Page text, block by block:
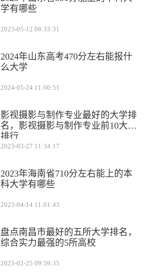
学有哪些
2023-05-12 08:33:31
2024年山东高考470分左右能报什
么大学
2024-05-24 11:00:51
影视摄影与制作专业最好的大学排
名，影视摄影与制作专业前10大学
排行
2023-03-27 11:34:17
2023年海南省710分左右能上的本
科大学有哪些
2023-04-14 11:01:43
盘点南昌市最好的五所大学排名，
综合实力最强的5所高校
2023-02-25 09:59:35